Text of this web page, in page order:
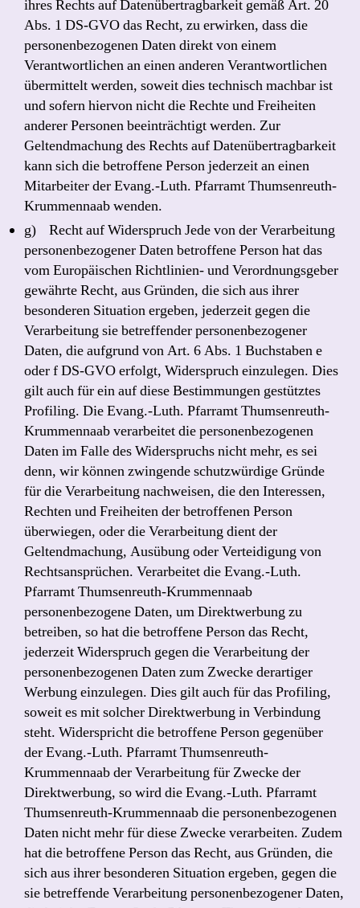
ihres Rechts auf Datenübertragbarkeit gemäß Art. 20
Abs. 1 DS-GVO das Recht, zu erwirken, dass die
personenbezogenen Daten direkt von einem
Verantwortlichen an einen anderen Verantwortlichen
übermittelt werden, soweit dies technisch machbar ist
und sofern hiervon nicht die Rechte und Freiheiten
anderer Personen beeinträchtigt werden. Zur
Geltendmachung des Rechts auf Datenübertragbarkeit
kann sich die betroffene Person jederzeit an einen
Mitarbeiter der Evang.-Luth. Pfarramt Thumsenreuth-
Krummennaab wenden.
g) Recht auf Widerspruch Jede von der Verarbeitung
personenbezogener Daten betroffene Person hat das
vom Europäischen Richtlinien- und Verordnungsgeber
gewährte Recht, aus Gründen, die sich aus ihrer
besonderen Situation ergeben, jederzeit gegen die
Verarbeitung sie betreffender personenbezogener
Daten, die aufgrund von Art. 6 Abs. 1 Buchstaben e
oder f DS-GVO erfolgt, Widerspruch einzulegen. Dies
gilt auch für ein auf diese Bestimmungen gestütztes
Profiling. Die Evang.-Luth. Pfarramt Thumsenreuth-
Krummennaab verarbeitet die personenbezogenen
Daten im Falle des Widerspruchs nicht mehr, es sei
denn, wir können zwingende schutzwürdige Gründe
für die Verarbeitung nachweisen, die den Interessen,
Rechten und Freiheiten der betroffenen Person
überwiegen, oder die Verarbeitung dient der
Geltendmachung, Ausübung oder Verteidigung von
Rechtsansprüchen. Verarbeitet die Evang.-Luth.
Pfarramt Thumsenreuth-Krummennaab
personenbezogene Daten, um Direktwerbung zu
betreiben, so hat die betroffene Person das Recht,
jederzeit Widerspruch gegen die Verarbeitung der
personenbezogenen Daten zum Zwecke derartiger
Werbung einzulegen. Dies gilt auch für das Profiling,
soweit es mit solcher Direktwerbung in Verbindung
steht. Widerspricht die betroffene Person gegenüber
der Evang.-Luth. Pfarramt Thumsenreuth-
Krummennaab der Verarbeitung für Zwecke der
Direktwerbung, so wird die Evang.-Luth. Pfarramt
Thumsenreuth-Krummennaab die personenbezogenen
Daten nicht mehr für diese Zwecke verarbeiten. Zudem
hat die betroffene Person das Recht, aus Gründen, die
sich aus ihrer besonderen Situation ergeben, gegen die
sie betreffende Verarbeitung personenbezogener Daten,